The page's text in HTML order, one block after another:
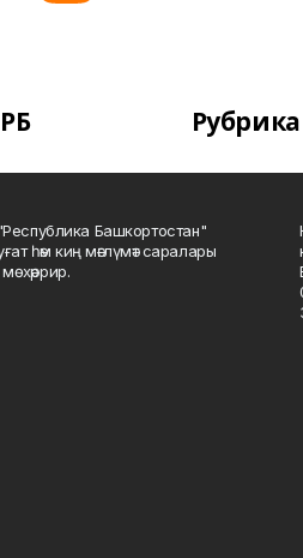
Башкортостан"
һәм киң мәғлүмәт саралары